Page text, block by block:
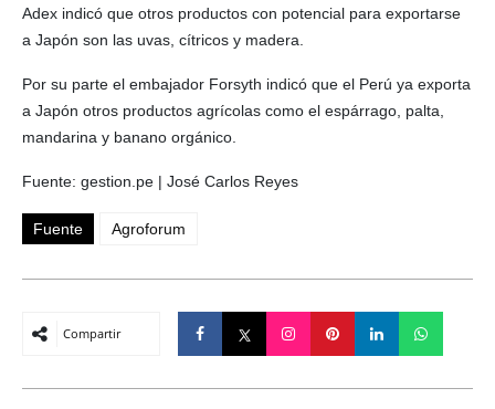
Adex indicó que otros productos con potencial para exportarse
a Japón son las uvas, cítricos y madera.
Por su parte el embajador Forsyth indicó que el Perú ya exporta
a Japón otros productos agrícolas como el espárrago, palta,
mandarina y banano orgánico.
Fuente: gestion.pe | José Carlos Reyes
Fuente Agroforum
Compartir